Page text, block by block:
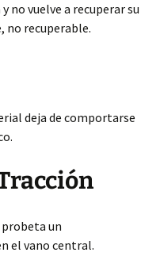
no vuelve a recuperar su
no recuperable.
deja de comportarse
probeta un
el vano central.